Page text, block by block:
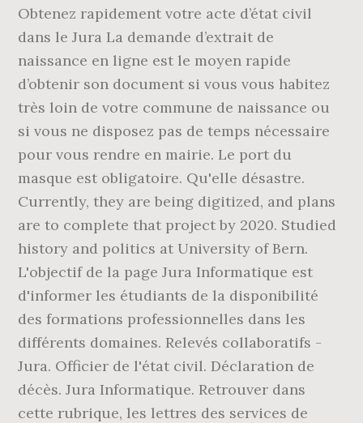
Obtenez rapidement votre acte d’état civil
dans le Jura La demande d’extrait de
naissance en ligne est le moyen rapide
d’obtenir son document si vous vous habitez
très loin de votre commune de naissance ou
si vous ne disposez pas de temps nécessaire
pour vous rendre en mairie. Le port du
masque est obligatoire. Qu'elle désastre.
Currently, they are being digitized, and plans
are to complete that project by 2020. Studied
history and politics at University of Bern.
L'objectif de la page Jura Informatique est
d'informer les étudiants de la disponibilité
des formations professionnelles dans les
différents domaines. Relevés collaboratifs -
Jura. Officier de l'état civil. Déclaration de
décès. Jura Informatique. Retrouver dans
cette rubrique, les lettres des services de